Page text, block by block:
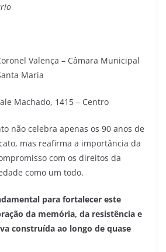
Valença – Câmara Municipal
Maria
Machado, 1415 – Centro
não celebra apenas os 90 anos de
mas reafirma a importância da
com os direitos da
como um todo.
para fortalecer este
da memória, da resistência e
construída ao longo de quase